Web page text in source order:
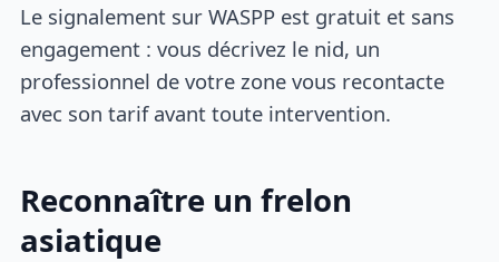
Le signalement sur WASPP est gratuit et sans
engagement : vous décrivez le nid, un
professionnel de votre zone vous recontacte
avec son tarif avant toute intervention.
Reconnaître un frelon
asiatique